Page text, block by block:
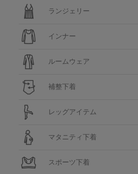
ランジェリー
インナー
ルームウェア
補整下着
レッグアイテム
マタニティ下着
スポーツ下着